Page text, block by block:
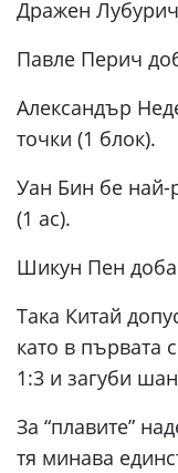
Дражен Лубурич
Павле Перич
Александър
точки (1 блок).
Уан Бин бе най-
(1 ас).
Шикун Пен
Така Китай
като в първата
1:3 и загуби
За “плавите”
тя минава